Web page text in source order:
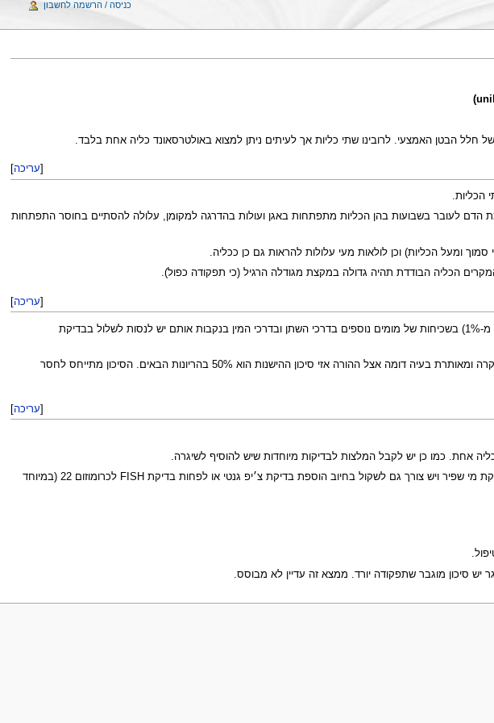
הבטן האמצעי. לרובינו שתי כליות אך לעיתים ניתן למצוא באולטרסאונד כליה אחת בלבד.
[עריכה]
לעובר בשבועות בהן הכליות מתפתחות באגן ועולות בהדרגה למקומן, עלולה להסתיים בחוסר התפתחות
ומעל הכליות) וכן לולאות מעי עלולות להראות גם כן ככליה.
הכליה הבודדת תהיה גדולה במקצת מגודלה הרגיל (כי תפקודה כפול).
[עריכה]
דיווחים בודדים ציינו סיכון של 2% להפרעה כרמוזומלית בנוכחות כליה אחת. כמו כן צוינה עליה קלה (פחות מ-1%) בשכיחות של מומים נוספים בדרכי השתן ובדרכי המין בנקבות אותם יש לנסות לשלול בבדיקת
נמצאו מקרים משפחתיים מעטים ובהעדר כליה בעובר יש סיכוי קטן לממצא דומה אצל אחד מההורים. במקרה ומאותרת בעיה דומה אצל ההורה אזי סיכון ההישנות הוא 50% בהריונות הבאים. הסיכון מתייחס לחסר
[עריכה]
אחת. כמו כן יש לקבל המלצות לבדיקות מיוחדות שיש להוסיף לשיגרה.
ככלל תוספת הסיכון לתסמונות אחרות הנו כ- 1%. לדוגמא תסמונות VCF ודי-גו'רגי. לשם כך יש לבצע בדיקת מי שפיר ויש צורך גם לשקול בחיוב הוספת בדיקת צ׳יפ גנטי או לפחות בדיקת FISH לכרומוזום 22 (במיוחד
יש סיכון מוגבר שתפקודה יורד. ממצא זה עדיין לא מבוסס.
כניסה / הרשמה לחשבון